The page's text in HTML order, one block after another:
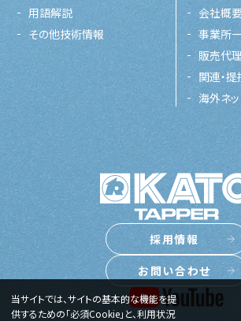
当サイトでは、サイトの基本的な機能を提
供するための「必須Cookie」と、利用状況
用語解説
その他技術情報
会社概
事業所
販売代
関連・
海外ネ
採用情報
お問い合わせ